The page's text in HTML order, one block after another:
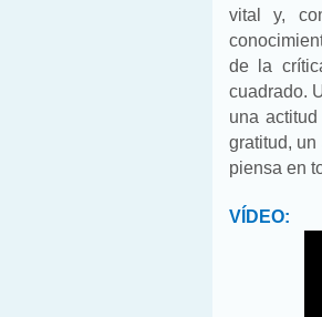
vital y,
de la
cuadrado.
una
gratitud,
piensa en
VÍDEO: